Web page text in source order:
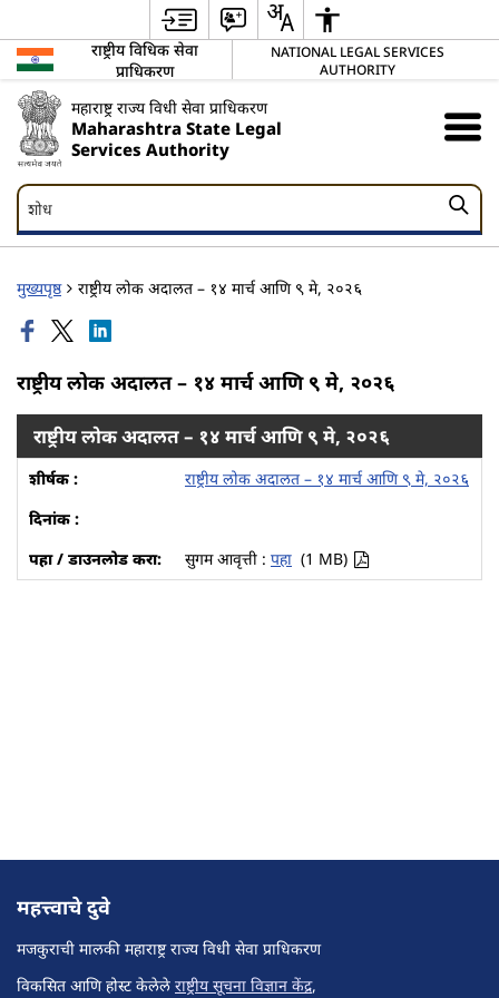
राष्ट्रीय विधिक सेवा
प्राधिकरण
NATIONAL LEGAL SERVICES
AUTHORITY
महाराष्ट्र राज्य विधी सेवा प्राधिकरण
Maharashtra State Legal
Services Authority
शोध
शोध
मुख्यपृष्ठ राष्ट्रीय लोक अदालत – १४ मार्च आणि ९ मे, २०२६
राष्ट्रीय लोक अदालत – १४ मार्च आणि ९ मे, २०२६
राष्ट्रीय लोक अदालत – १४ मार्च आणि ९ मे, २०२६
राष्ट्रीय लोक अदालत – १४ मार्च आणि ९ मे, २०२६
सुगम आवृत्ती : पहा (1 MB)
महत्त्वाचे दुवे
मजकुराची मालकी महाराष्ट्र राज्य विधी सेवा प्राधिकरण
विकसित आणि होस्ट केलेले राष्ट्रीय सूचना विज्ञान केंद्र,